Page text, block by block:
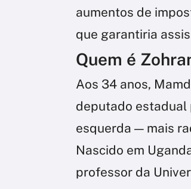
aumentos de
que garantiria
Quem é
Aos 34 anos,
deputado estadual
esquerda — mais
Nascido em
professor da